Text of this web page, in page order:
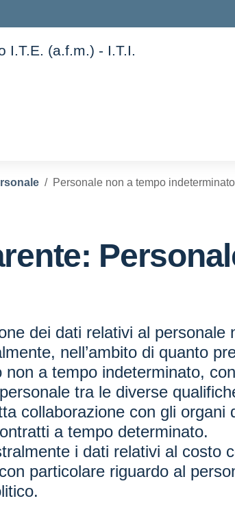
I.T.E. (a.f.m.) - I.T.I.
Personale non a tempo indeterminato
dei dati relativi al personale
nell’ambito di quanto
a tempo indeterminato,
tra le diverse
collaborazione con gli organi
a tempo determinato.
i dati relativi al costo
particolare riguardo al